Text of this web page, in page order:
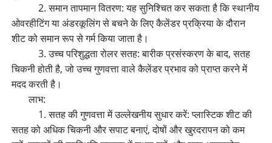
2. समान तापमान वितरण: यह सुनिश्चित कर सकता है कि स्थानीय
ओवरहीटिंग या अंडरकूलिंग से बचने के लिए कैलेंडर प्रक्रिया के दौरान
शीट को समान रूप से गर्म किया जाता है।
3. उच्च परिशुद्धता रोलर सतह: बारीक प्रसंस्करण के बाद, सतह
चिकनी होती है, जो उच्च गुणवत्ता वाले कैलेंडर प्रभाव को प्राप्त करने में
मदद करती है।
लाभ:
1. सतह की गुणवत्ता में उल्लेखनीय सुधार करें: प्लास्टिक शीट की
सतह को अधिक चिकनी और सपाट बनाएं, दोषों और खुरदरापन को कम